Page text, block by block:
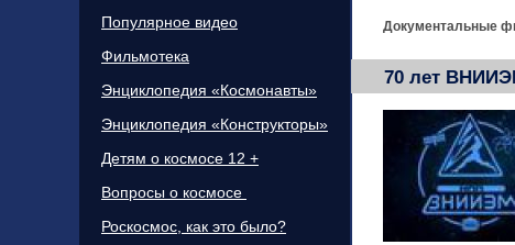
Популярное видео
Фильмотека
Энциклопедия «Космонавты»
Энциклопедия «Конструкторы»
Детям о космосе 12 +
Вопросы о космосе
Роскосмос, как это было?
Документальные
70 лет